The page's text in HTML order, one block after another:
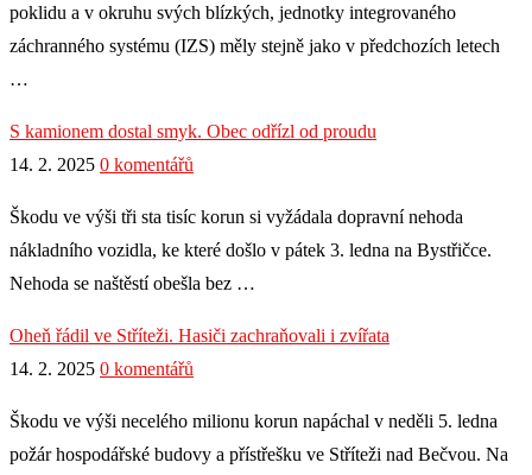
poklidu a v okruhu svých blízkých, jednotky integrovaného
záchranného systému (IZS) měly stejně jako v předchozích letech
…
S kamionem dostal smyk. Obec odřízl od proudu
14. 2. 2025 0 komentářů
Škodu ve výši tři sta tisíc korun si vyžádala dopravní nehoda
nákladního vozidla, ke které došlo v pátek 3. ledna na Bystřičce.
Nehoda se naštěstí obešla bez …
Oheň řádil ve Stříteži. Hasiči zachraňovali i zvířata
14. 2. 2025 0 komentářů
Škodu ve výši necelého milionu korun napáchal v neděli 5. ledna
požár hospodářské budovy a přístřešku ve Stříteži nad Bečvou. Na